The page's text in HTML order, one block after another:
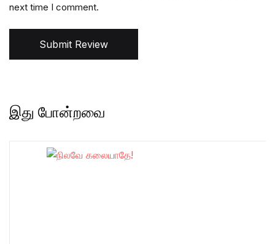
next time I comment.
Submit Review
இது போன்றவை